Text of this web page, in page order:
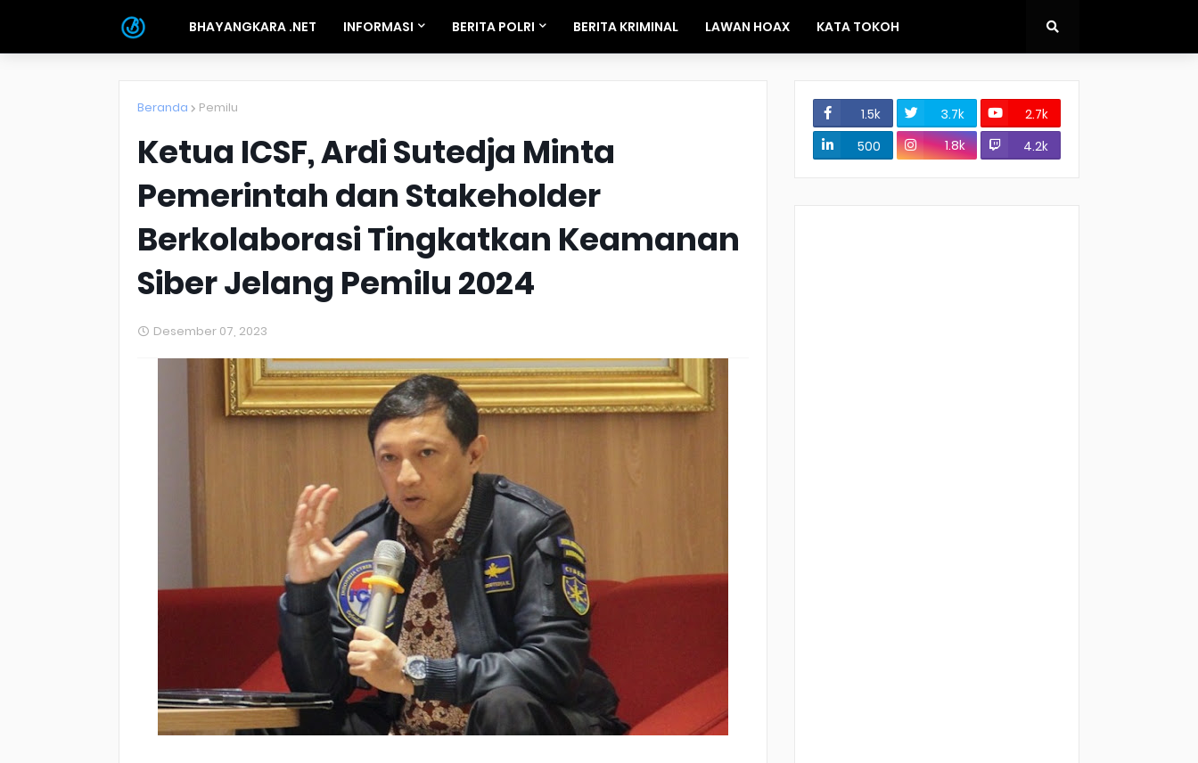
BHAYANGKARA .NET INFORMASI BERITA POLRI BERITA KRIMINAL LAWAN HOAX KATA TOKOH
Beranda Pemilu
Ketua ICSF, Ardi Sutedja Minta
Pemerintah dan Stakeholder
Berkolaborasi Tingkatkan Keamanan
Siber Jelang Pemilu 2024
Desember 07, 2023
1.5k 3.7k
2.7k
500
1.8k 4.2k